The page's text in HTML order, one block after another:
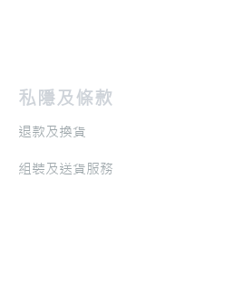
私隱及條款
退款及換貨
​組裝及送貨服務